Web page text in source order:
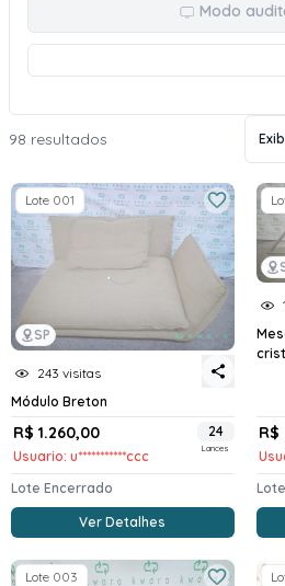
Modo
98 resultados
SP
Lote 001
243 visitas
Módulo Breton
R$ 1.260,00
Usuario: u***********ccc
24
Lances
Lote Encerrado
Ver Detalhes
R$
Lote 003